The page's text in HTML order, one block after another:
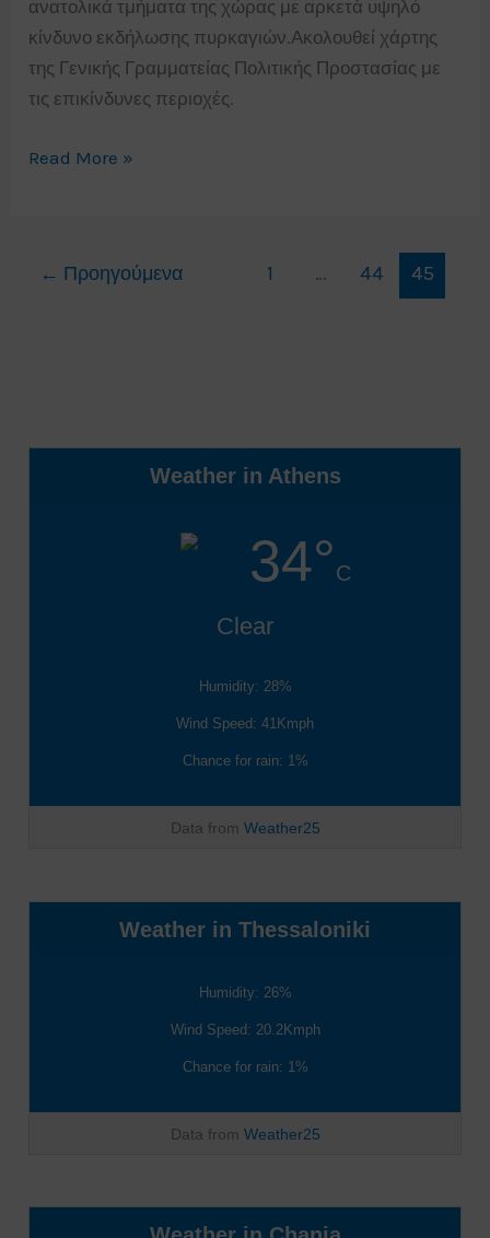
ανατολικά τμήματα της χώρας με αρκετά υψηλό
κίνδυνο εκδήλωσης πυρκαγιών.Ακολουθεί χάρτης
της Γενικής Γραμματείας Πολιτικής Προστασίας με
τις επικίνδυνες περιοχές.
Χάρτης
Τρίτη
Read More »
← Προηγούμενα 1 … 44 45
Weather in Athens
34°C
Clear
Humidity: 28%
Wind Speed: 41Kmph
Chance for rain: 1%
Data from Weather25
Weather in Thessaloniki
Humidity: 26%
Wind Speed: 20.2Kmph
Chance for rain: 1%
Data from Weather25